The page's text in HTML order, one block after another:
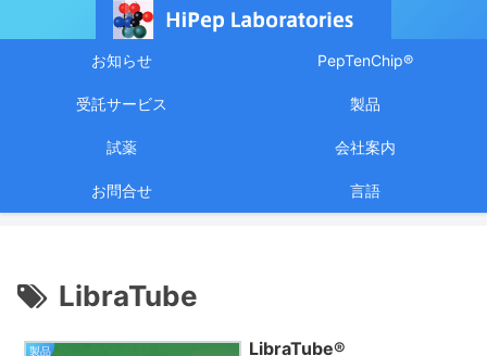
お知らせ PepTenChip®
受託サービス 製品
試薬 会社案内
お問合せ 言語
LibraTube
製品 LibraTube®